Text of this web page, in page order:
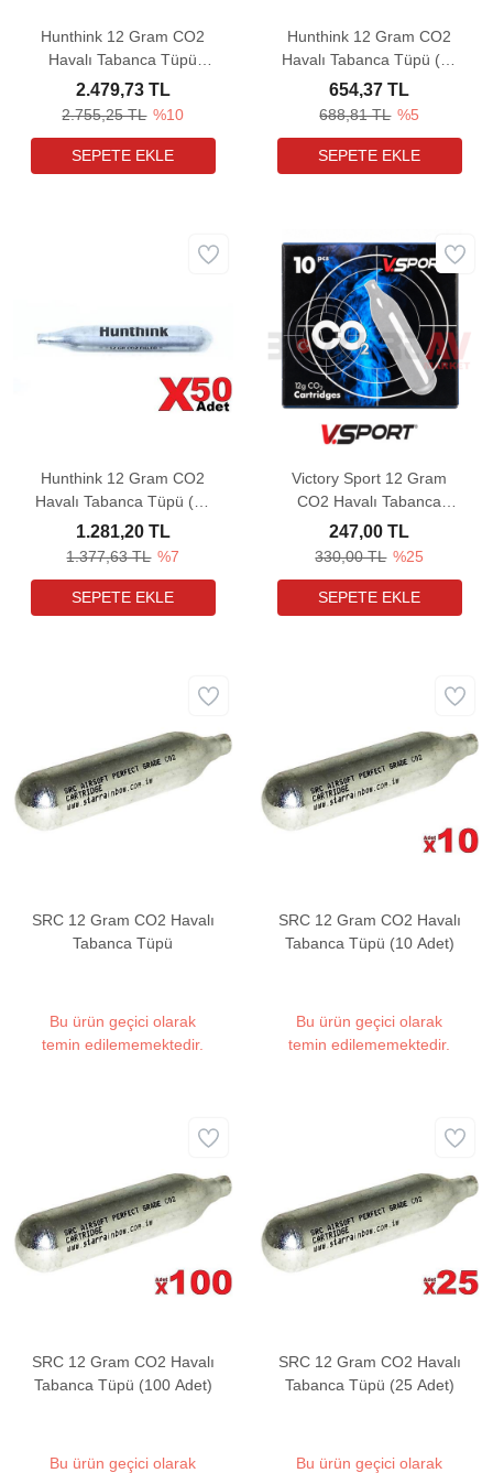
Hunthink 12 Gram CO2
Havalı Tabanca Tüpü
(100 Adet)
2.755,25 TL %10
2.479,73 TL
Hunthink 12 Gram CO2
Havalı Tabanca Tüpü (25
Adet)
688,81 TL %5
654,37 TL
Hunthink 12 Gram CO2
Havalı Tabanca Tüpü (50
Adet)
1.377,63 TL %7
1.281,20 TL
Victory Sport 12 Gram
CO2 Havalı Tabanca
Tüpü (10 Adet)
330,00 TL %25
247,00 TL
SRC 12 Gram CO2 Havalı
Tabanca Tüpü
Bu ürün geçici olarak
temin edilememektedir.
SRC 12 Gram CO2 Havalı
Tabanca Tüpü (10 Adet)
Bu ürün geçici olarak
temin edilememektedir.
SRC 12 Gram CO2 Havalı
Tabanca Tüpü (100 Adet)
Bu ürün geçici olarak
SRC 12 Gram CO2 Havalı
Tabanca Tüpü (25 Adet)
Bu ürün geçici olarak